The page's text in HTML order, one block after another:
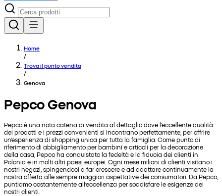
Home
/
Trova il punto vendita
/
Genova
Pepco Genova
Pepco è una nota catena di vendita al dettaglio dove l'eccellente qualità
dei prodotti e i prezzi convenienti si incontrano perfettamente, per offrire
un'esperienza di shopping unica per tutta la famiglia. Come punto di
riferimento di abbigliamento per bambini e articoli per la decorazione
della casa, Pepco ha conquistato la fedeltà e la fiducia dei clienti in
Polonia e in molti altri paesi europei. Ogni mese milioni di clienti visitano i
nostri negozi, spingendoci a far crescere e ad adattare continuamente la
nostra offerta alle sempre maggiori aspettative dei consumatori. Da Pepco,
puntiamo costantemente all’eccellenza per soddisfare le esigenze dei
nostri clienti.